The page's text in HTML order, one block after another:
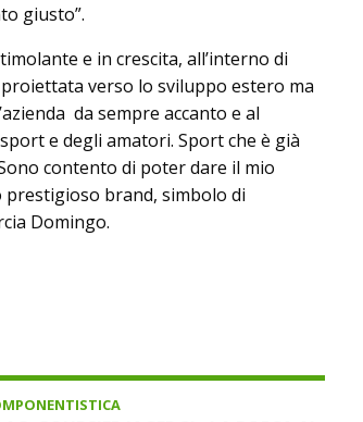
giusto”.
e in crescita, all’interno di
verso lo sviluppo estero ma
da sempre accanto e al
e degli amatori. Sport che è già
contento di poter dare il mio
brand, simbolo di
Domingo.